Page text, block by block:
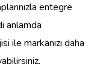
entegre
anlamda
ile markanızı daha